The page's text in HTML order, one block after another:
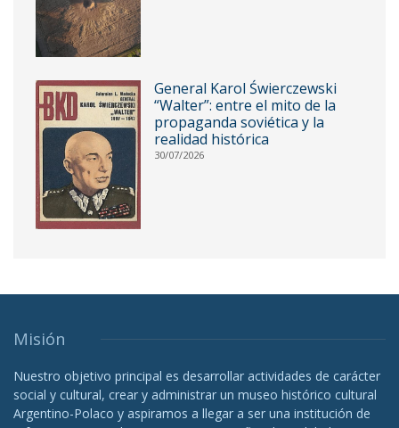
General Karol Świerczewski
“Walter”: entre el mito de la
propaganda soviética y la
realidad histórica
30/07/2026
Misión
Nuestro objetivo principal es desarrollar actividades de carácter
social y cultural, crear y administrar un museo histórico cultural
Argentino-Polaco y aspiramos a llegar a ser una institución de